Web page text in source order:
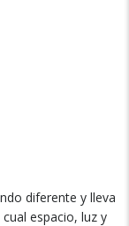
diferente y lleva
espacio, luz y